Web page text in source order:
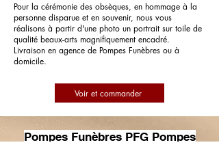
Pour la cérémonie des obsèques, en hommage à la
personne disparue et en souvenir, nous vous
réalisons à partir d'une photo un portrait sur toile de
qualité beaux-arts magnifiquement encadré.
Livraison en agence de Pompes Funèbres ou à
domicile.
Voir et commander
Pompes Funèbres PFG Pompes